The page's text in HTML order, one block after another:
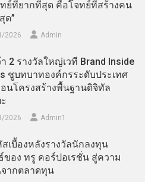
ทย์ที่ยากที่สุด คือโจทย์ที่สร้างคน
ด”
2026 Admin
2 รางวัลใหญ่เวที Brand Inside
ชูบทบาทองค์กรระดับประเทศ
นโครงสร้างพื้นฐานดิจิทัล
2026 Admin​1
เบื้องหลังรางวัลนักลงทุน
อง ทรู คอร์ปอเรชั่น สู่ความ
ากตลาดทุน